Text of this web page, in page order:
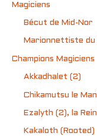
Magiciens
Bécut de Mid-Nor
Marionnettiste du
Champions Magiciens
Akkadhalet (2)
Chikamutsu le
Ezalyth (2), la
Kakaloth (Rooted)